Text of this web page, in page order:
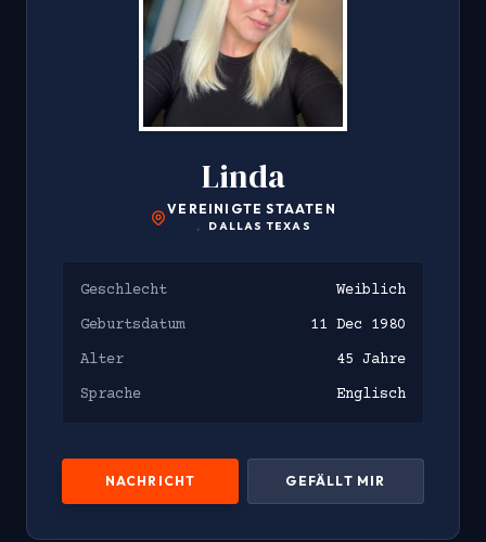
Linda
VEREINIGTE STAATEN
, DALLAS TEXAS
Geschlecht
Weiblich
Geburtsdatum
11 Dec 1980
Alter
45 Jahre
Sprache
Englisch
NACHRICHT GEFÄLLT MIR